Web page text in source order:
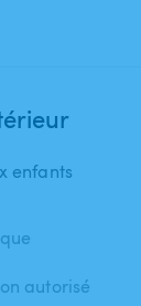
enfants
autorisé